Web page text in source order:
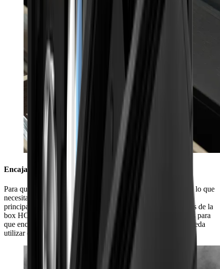
Encaja a la perfección en tu cocina
Para que siempre tengas a mano en el cajón de tu cocina todo lo que
necesitas para afilar tus cuchillos, nos hemos adaptado a los
principales fabricantes de cocinas de Europa. Las dimensiones de la
box HORL® (40,5 cm x 9,2 cm x 6,9 cm) han sido diseñadas para
que encajen en todos los cajones de cuchillos y a su vez se pueda
utilizar como inserto de cajón.